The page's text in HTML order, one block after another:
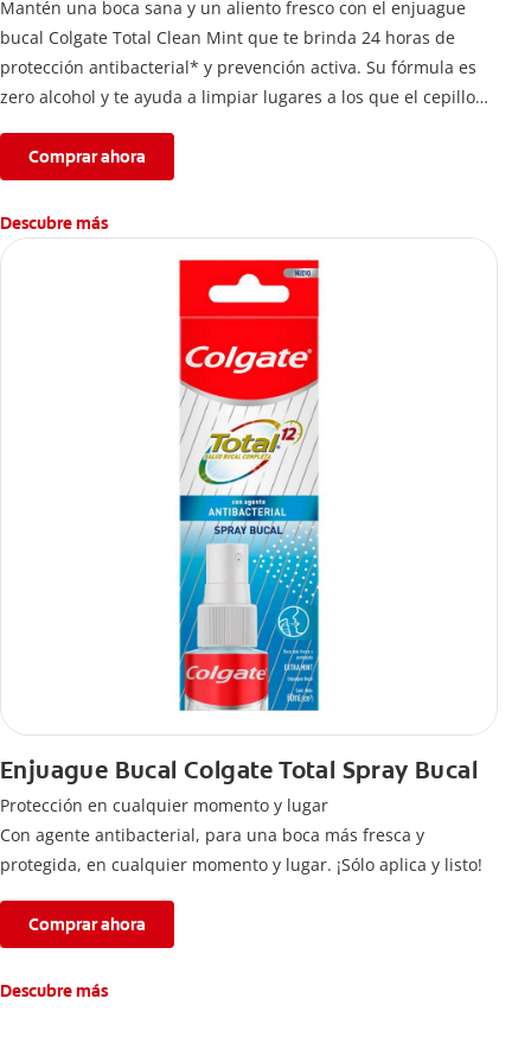
Mantén una boca sana y un aliento fresco con el enjuague
bucal Colgate Total Clean Mint que te brinda 24 horas de
protección antibacterial* y prevención activa. Su fórmula es
zero alcohol y te ayuda a limpiar lugares a los que el cepillo
Comprar ahora
Descubre más
Enjuague Bucal Colgate Total Spray Bucal
Protección en cualquier momento y lugar
Con agente antibacterial, para una boca más fresca y
protegida, en cualquier momento y lugar. ¡Sólo aplica y listo!
Comprar ahora
Descubre más